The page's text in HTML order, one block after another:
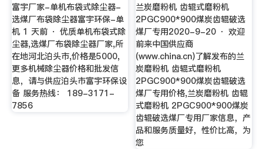
富宇厂家-单机布袋式除尘器-
选煤厂布袋除尘器富宇环保-单
机 1 天前 · 优质单机布袋式除
尘器,选煤厂布袋除尘器厂家,所
在地河北泊头市,价格是5000,
更多机械除尘器价格和批发信
息，请与供应泊头市富宇环保设
备 服务热线： 189-3171-
7856
兰炭磨粉机 齿辊式磨粉机
2PGC900*900煤炭齿辊破选
煤厂专用2020-9-20 · 欢迎
前来中国供应商
(www.china.cn)了解发布的兰
炭磨粉机 齿辊式磨粉机
2PGC900*900煤炭齿辊破选
煤厂专用价格,兰炭磨粉机 齿辊
式磨粉机 2PGC900*900煤炭
齿辊破选煤厂专用厂家信息，产
品和服务质量好，性价比高，为
您